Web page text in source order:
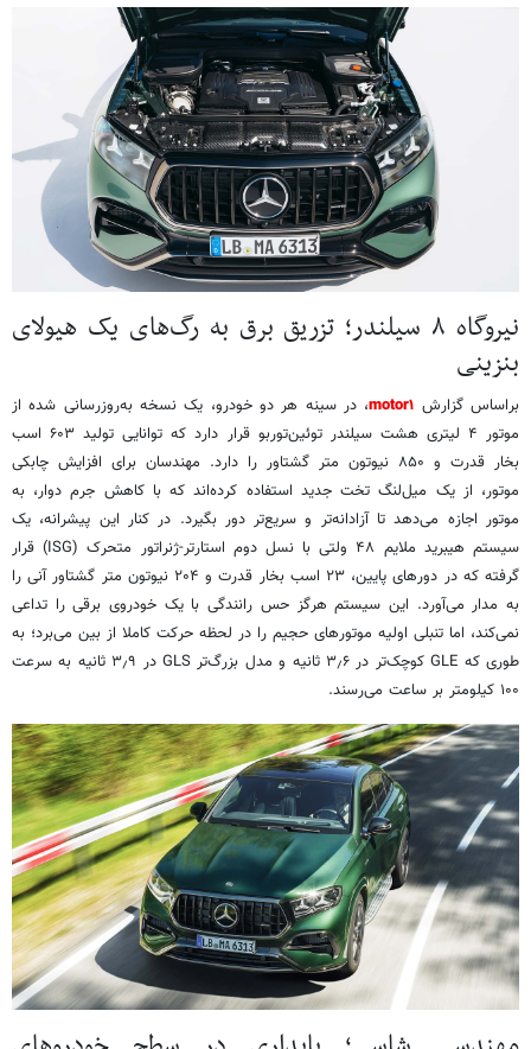
نیروگاه ۸ سیلندر؛ تزریق برق به رگ‌های یک هیولای
بنزینی
براساس گزارش motor۱، در سینه هر دو خودرو، یک نسخه به‌روزرسانی شده از
موتور ۴ لیتری هشت‌ سیلندر توئین‌توربو قرار دارد که توانایی تولید ۶۰۳ اسب
بخار قدرت و ۸۵۰ نیوتون متر گشتاور را دارد. مهندسان برای افزایش چابکی
موتور، از یک میل‌لنگ تخت جدید استفاده کرده‌اند که با کاهش جرم دوار، به
موتور اجازه می‌دهد تا آزادانه‌تر و سریع‌تر دور بگیرد. در کنار این پیشرانه، یک
سیستم هیبرید ملایم ۴۸ ولتی با نسل دوم استارتر-ژنراتور متحرک (ISG) قرار
گرفته که در دورهای پایین، ۲۳ اسب بخار قدرت و ۲۰۴ نیوتون متر گشتاور آنی را
به مدار می‌آورد. این سیستم هرگز حس رانندگی با یک خودروی برقی را تداعی
نمی‌کند، اما تنبلی اولیه موتورهای حجیم را در لحظه حرکت کاملا از بین می‌برد؛ به
طوری که GLE کوچک‌تر در ۳٫۶ ثانیه و مدل بزرگ‌تر GLS در ۳٫۹ ثانیه به سرعت
۱۰۰ کیلومتر بر ساعت می‌رسند.